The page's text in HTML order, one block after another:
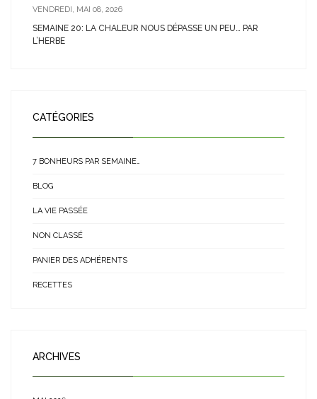
VENDREDI, MAI 08, 2026
SEMAINE 20: LA CHALEUR NOUS DÉPASSE UN PEU… PAR
L’HERBE
CATÉGORIES
7 BONHEURS PAR SEMAINE…
BLOG
LA VIE PASSÉE
NON CLASSÉ
PANIER DES ADHÉRENTS
RECETTES
ARCHIVES